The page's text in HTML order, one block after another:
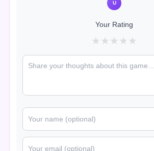
U
Your Rating
★ ★ ★ ★ ★